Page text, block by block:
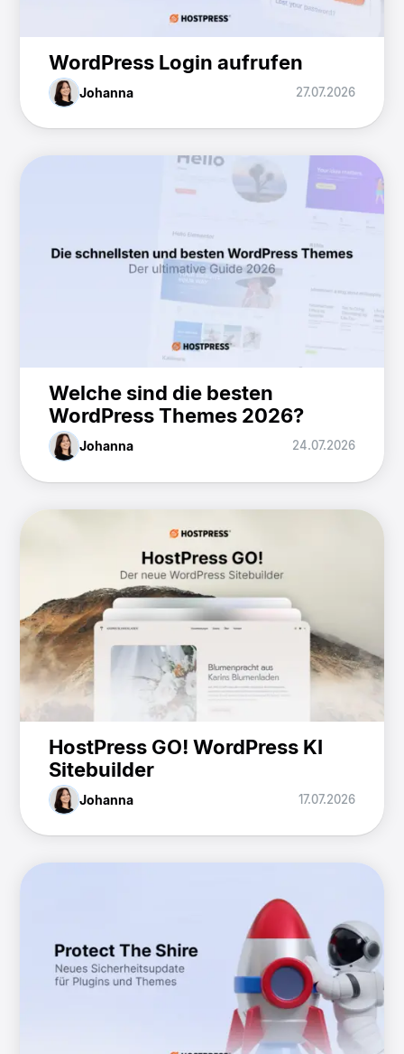
WordPress Login aufrufen
Johanna 27.07.2026
Welche sind die besten
WordPress Themes 2026?
Johanna 24.07.2026
HostPress GO! WordPress KI
Sitebuilder
Johanna 17.07.2026